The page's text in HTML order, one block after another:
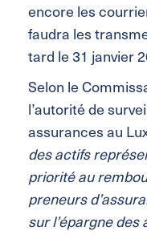
encore les
faudra les
tard le 31 janvier
Selon le
l’autorité de
assurances au
des actifs
priorité au
preneurs
sur l’épargne des